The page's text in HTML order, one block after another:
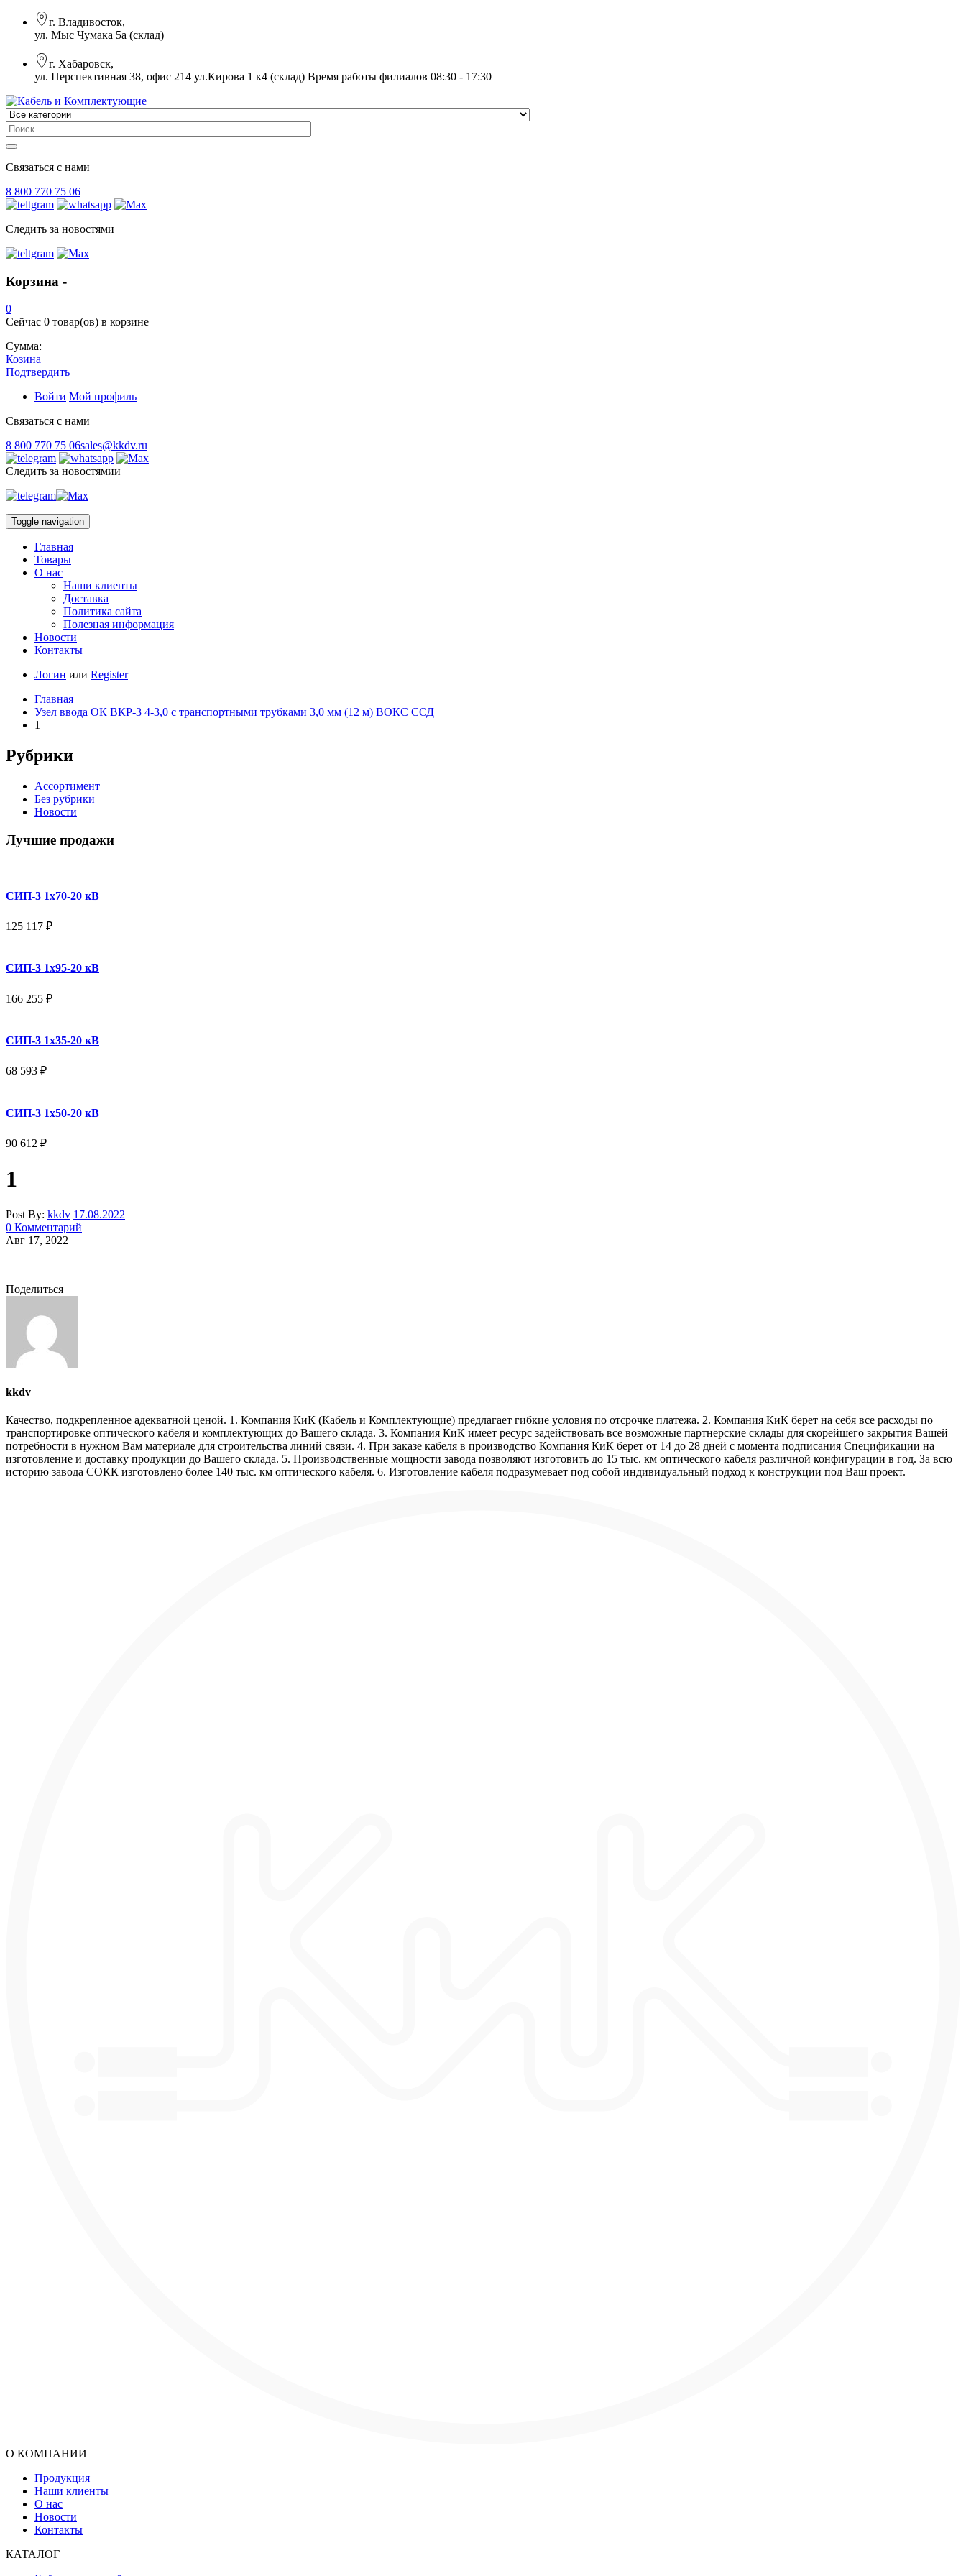
г. Владивосток,
ул. Мыс Чумака 5а (склад)
г. Хабаровск,
ул. Перспективная 38, офис 214 ул.Кирова 1 к4 (склад) Время работы филиалов 08:30 - 17:30
Связаться с нами
8 800 770 75 06
Следить за новостями
Корзина -
0
Сейчас 0 товар(ов) в корзине
Сумма:
Козина
Подтвердить
Войти Мой профиль
Связаться с нами
8 800 770 75 06sales@kkdv.ru
Следить за новостямии
Toggle navigation
Главная
Товары
О нас
Наши клиенты
Доставка
Политика сайта
Полезная информация
Новости
Контакты
Логин или Register
Главная
Узел ввода ОК ВКР-3 4-3,0 с транспортными трубками 3,0 мм (12 м) ВОКС ССД
1
Рубрики
Ассортимент
Без рубрики
Новости
Лучшие продажи
СИП-3 1x70-20 кВ
125 117 ₽
СИП-3 1x95-20 кВ
166 255 ₽
СИП-3 1x35-20 кВ
68 593 ₽
СИП-3 1x50-20 кВ
90 612 ₽
1
Post By: kkdv 17.08.2022
0 Комментарий
Авг 17, 2022
Поделиться
kkdv
Качество, подкрепленное адекватной ценой. 1. Компания КиК (Кабель и Комплектующие) предлагает гибкие условия по отсрочке платежа. 2. Компания КиК берет на себя все расходы по
транспортировке оптического кабеля и комплектующих до Вашего склада. 3. Компания КиК имеет ресурс задействовать все возможные партнерские склады для скорейшего закрытия Вашей
потребности в нужном Вам материале для строительства линий связи. 4. При заказе кабеля в производство Компания КиК берет от 14 до 28 дней с момента подписания Спецификации на
изготовление и доставку продукции до Вашего склада. 5. Производственные мощности завода позволяют изготовить до 15 тыс. км оптического кабеля различной конфигурации в год. За всю
историю завода СОКК изготовлено более 140 тыс. км оптического кабеля. 6. Изготовление кабеля подразумевает под собой индивидуальный подход к конструкции под Ваш проект.
О КОМПАНИИ
Продукция
Наши клиенты
О нас
Новости
Контакты
КАТАЛОГ